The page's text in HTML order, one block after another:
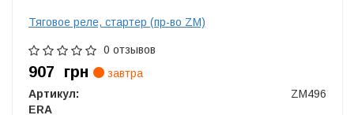
Тяговое реле, стартер (пр-во ZM)
0 отзывов
907 грн
завтра
Артикул:
ZM496
ERA